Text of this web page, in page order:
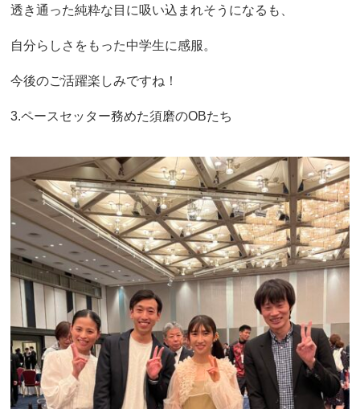
透き通った純粋な目に吸い込まれそうになるも、
自分らしさをもった中学生に感服。
今後のご活躍楽しみですね！
3.ペースセッター務めた須磨のOBたち